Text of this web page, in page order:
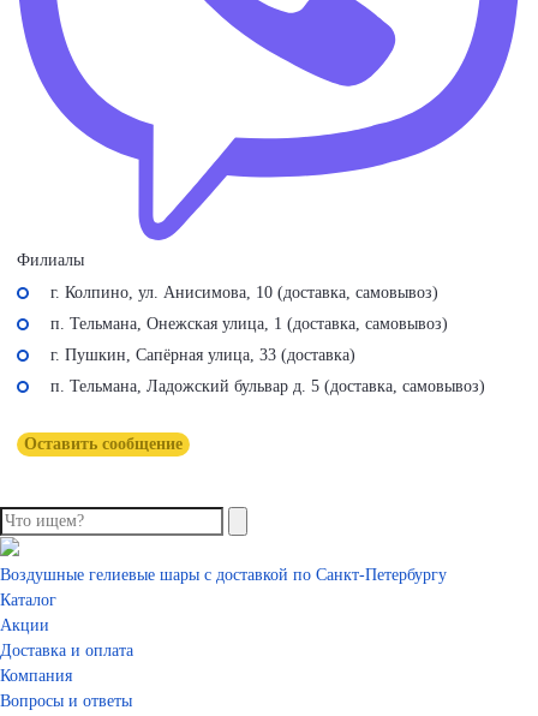
Филиалы
г. Колпино, ул. Анисимова, 10 (доставка, самовывоз)
п. Тельмана, Онежская улица, 1 (доставка, самовывоз)
г. Пушкин, Сапёрная улица, 33 (доставка)
п. Тельмана, Ладожский бульвар д. 5 (доставка, самовывоз)
Оставить сообщение
Воздушные гелиевые шары с доставкой по Санкт-Петербургу
Каталог
Акции
Доставка и оплата
Компания
Вопросы и ответы